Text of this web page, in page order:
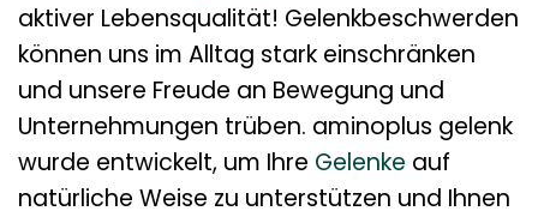
aktiver Lebensqualität! Gelenkbeschwerden
können uns im Alltag stark einschränken
und unsere Freude an Bewegung und
Unternehmungen trüben. aminoplus gelenk
wurde entwickelt, um Ihre Gelenke auf
natürliche Weise zu unterstützen und Ihnen